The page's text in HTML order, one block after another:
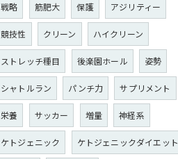
戦略 筋肥大 保護 アジリティー
競技性 クリーン ハイクリーン
ストレッチ種目 後楽園ホール 姿勢
シャトルラン パンチ力 サプリメント
栄養 サッカー 増量 神経系
ケトジェニック ケトジェニックダイエット